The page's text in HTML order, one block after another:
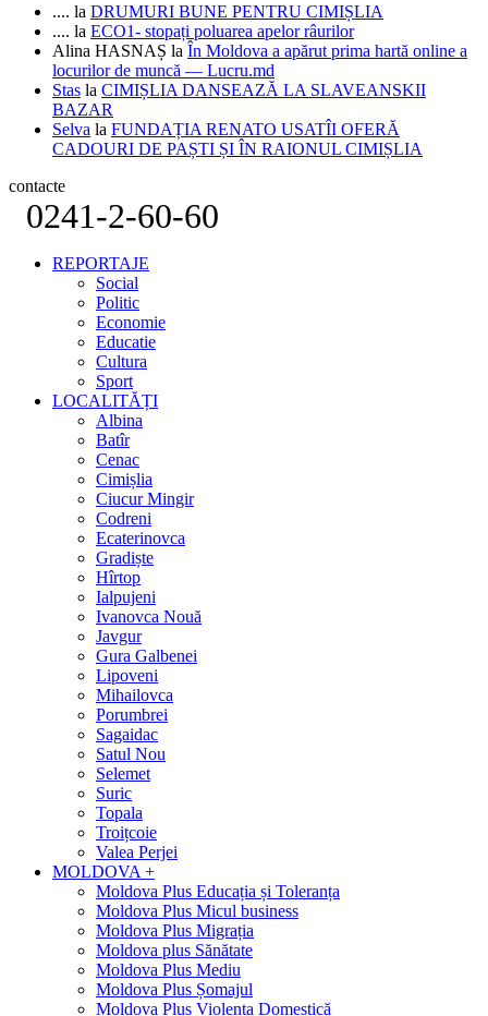
.... la DRUMURI BUNE PENTRU CIMIȘLIA
.... la ECO1- stopați poluarea apelor râurilor
Alina HASNAȘ la În Moldova a apărut prima hartă online a
locurilor de muncă — Lucru.md
Stas la CIMIȘLIA DANSEAZĂ LA SLAVEANSKII
BAZAR
Selva la FUNDAȚIA RENATO USATÎI OFERĂ
CADOURI DE PAȘTI ȘI ÎN RAIONUL CIMIȘLIA
contacte
0241-2-60-60
REPORTAJE
Social
Politic
Economie
Educatie
Cultura
Sport
LOCALITĂȚI
Albina
Batîr
Cenac
Cimișlia
Ciucur Mingir
Codreni
Ecaterinovca
Gradiște
Hîrtop
Ialpujeni
Ivanovca Nouă
Javgur
Gura Galbenei
Lipoveni
Mihailovca
Porumbrei
Sagaidac
Satul Nou
Selemet
Suric
Topala
Troițcoie
Valea Perjei
MOLDOVA +
Moldova Plus Educația și Toleranța
Moldova Plus Micul business
Moldova Plus Migrația
Moldova plus Sănătate
Moldova Plus Mediu
Moldova Plus Șomajul
Moldova Plus Violența Domestică